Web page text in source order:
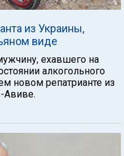
из Украины,
виде
ехавшего на
алкогольного
новом репатрианте из
Авиве.